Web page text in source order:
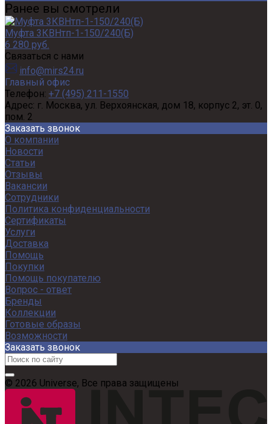
Ранее вы смотрели
Муфта 3КВНтп-1-150/240(Б)
6 280 руб.
Связаться с нами
info@mirs24.ru
Главный офис
Телефон: +7 (495) 211-1550
Адрес: г. Москва, ул. Верхоянская, дом 18, корпус 2, эт. 0,
пом. 2
Заказать звонок
О компании
Новости
Статьи
Отзывы
Вакансии
Сотрудники
Политика конфиденциальности
Сертификаты
Услуги
Доставка
Помощь
Покупки
Помощь покупателю
Вопрос - ответ
Бренды
Коллекции
Готовые образы
Возможности
Заказать звонок
© 2026 Universe, Все права защищены